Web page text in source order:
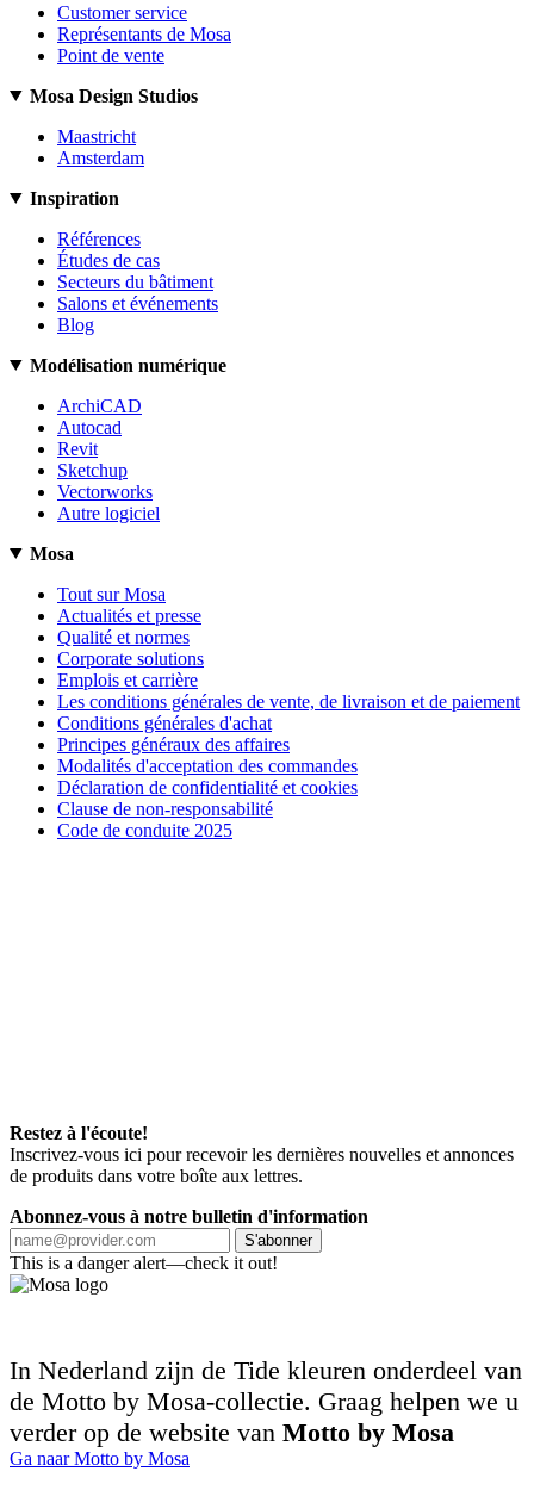
Customer service
Représentants de Mosa
Point de vente
Mosa Design Studios
Maastricht
Amsterdam
Inspiration
Références
Études de cas
Secteurs du bâtiment
Salons et événements
Blog
Modélisation numérique
ArchiCAD
Autocad
Revit
Sketchup
Vectorworks
Autre logiciel
Mosa
Tout sur Mosa
Actualités et presse
Qualité et normes
Corporate solutions
Emplois et carrière
Les conditions générales de vente, de livraison et de paiement
Conditions générales d'achat
Principes généraux des affaires
Modalités d'acceptation des commandes
Déclaration de confidentialité et cookies
Clause de non-responsabilité
Code de conduite 2025
Restez à l'écoute!
Inscrivez-vous ici pour recevoir les dernières nouvelles et annonces
de produits dans votre boîte aux lettres.
Abonnez-vous à notre bulletin d'information
S'abonner
This is a danger alert—check it out!
In Nederland zijn de Tide kleuren onderdeel van
de Motto by Mosa-collectie. Graag helpen we u
verder op de website van Motto by Mosa
Ga naar Motto by Mosa